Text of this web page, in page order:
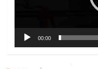
00:00